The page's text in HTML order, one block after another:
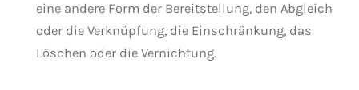
eine andere Form der Bereitstellung, den Abgleich
oder die Verknüpfung, die Einschränkung, das
Löschen oder die Vernichtung.